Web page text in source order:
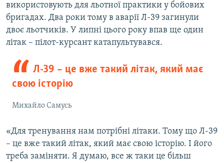
використовують для льотної практики у бойових
бригадах. Два роки тому в аварії Л-39 загинули
двоє льотчиків. У липні цього року впав ще один
літак – пілот-курсант катапультувався.
Л-39 – це вже такий літак, який має
свою історію
Михайло Самусь
«Для тренування нам потрібні літаки. Тому що Л-39
– це вже такий літак, який має свою історію. І його
треба заміняти. Я думаю, все ж таки це більш